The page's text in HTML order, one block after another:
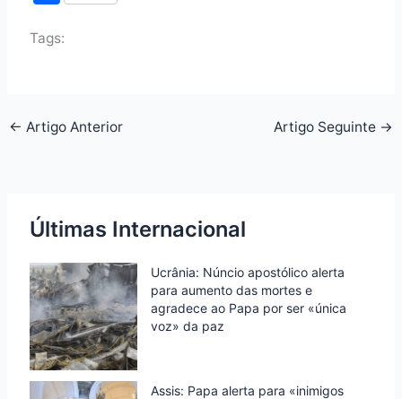
c
e
i
d
y
a
Tags:
← Artigo Anterior Artigo Seguinte →
Últimas Internacional
Ucrânia: Núncio apostólico alerta
para aumento das mortes e
agradece ao Papa por ser «única
voz» da paz
Assis: Papa alerta para «inimigos